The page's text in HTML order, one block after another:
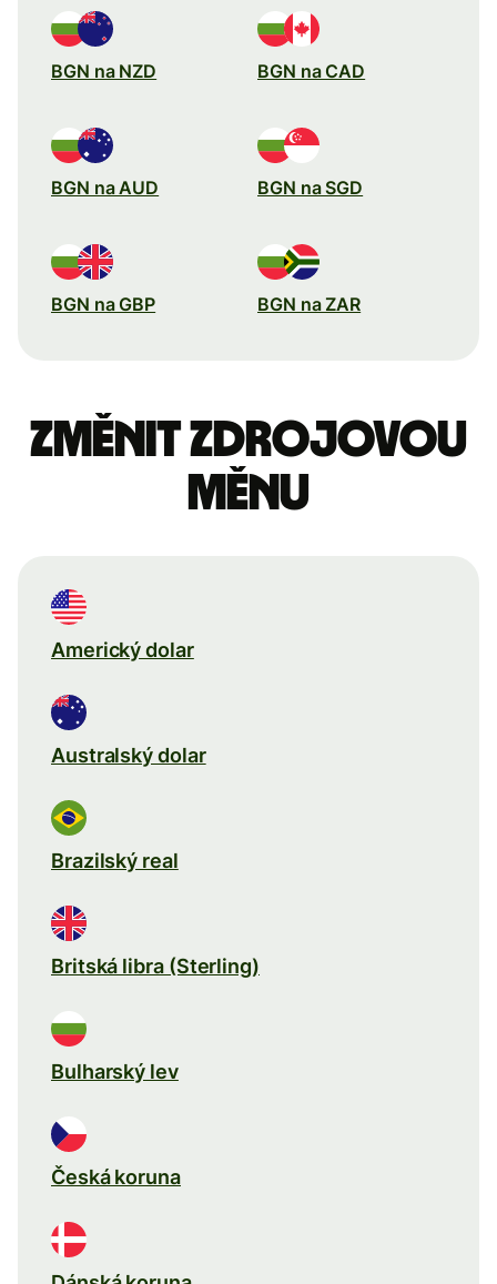
BGN na NZD BGN na CAD
BGN na AUD BGN na SGD
BGN na GBP BGN na ZAR
Změnit zdrojovou
měnu
Americký dolar
Australský dolar
Brazilský real
Britská libra (Sterling)
Bulharský lev
Česká koruna